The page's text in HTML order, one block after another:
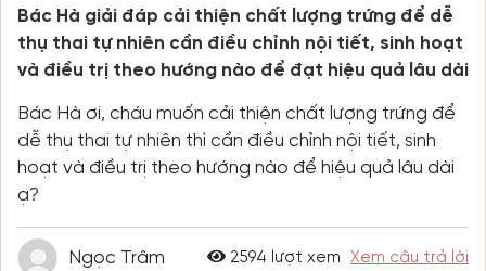
Bác Hà giải đáp cải thiện chất lượng trứng để dễ
thụ thai tự nhiên cần điều chỉnh nội tiết, sinh hoạt
và điều trị theo hướng nào để đạt hiệu quả lâu dài
Bác Hà ơi, cháu muốn cải thiện chất lượng trứng để
dễ thụ thai tự nhiên thì cần điều chỉnh nội tiết, sinh
hoạt và điều trị theo hướng nào để hiệu quả lâu dài
ạ?
Ngọc Trâm 2594 lượt xem Xem câu trả lời